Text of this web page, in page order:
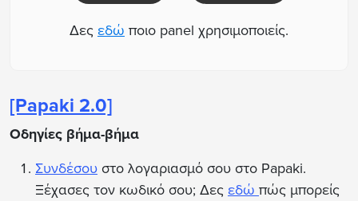
Δες εδώ ποιο panel χρησιμοποιείς.
[Papaki 2.0]
Οδηγίες βήμα-βήμα
Συνδέσου στο λογαριασμό σου στο Papaki.
Ξέχασες τον κωδικό σου; Δες εδώ πώς μπορείς